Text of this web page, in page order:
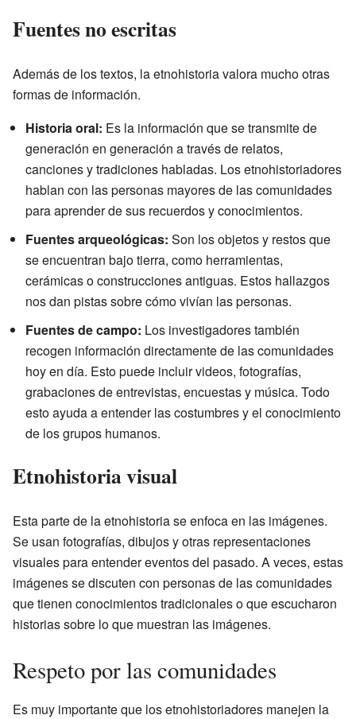
Fuentes no escritas
Además de los textos, la etnohistoria valora mucho otras
formas de información.
Historia oral: Es la información que se transmite de
generación en generación a través de relatos,
canciones y tradiciones habladas. Los etnohistoriadores
hablan con las personas mayores de las comunidades
para aprender de sus recuerdos y conocimientos.
Fuentes arqueológicas: Son los objetos y restos que
se encuentran bajo tierra, como herramientas,
cerámicas o construcciones antiguas. Estos hallazgos
nos dan pistas sobre cómo vivían las personas.
Fuentes de campo: Los investigadores también
recogen información directamente de las comunidades
hoy en día. Esto puede incluir videos, fotografías,
grabaciones de entrevistas, encuestas y música. Todo
esto ayuda a entender las costumbres y el conocimiento
de los grupos humanos.
Etnohistoria visual
Esta parte de la etnohistoria se enfoca en las imágenes.
Se usan fotografías, dibujos y otras representaciones
visuales para entender eventos del pasado. A veces, estas
imágenes se discuten con personas de las comunidades
que tienen conocimientos tradicionales o que escucharon
historias sobre lo que muestran las imágenes.
Respeto por las comunidades
Es muy importante que los etnohistoriadores manejen la